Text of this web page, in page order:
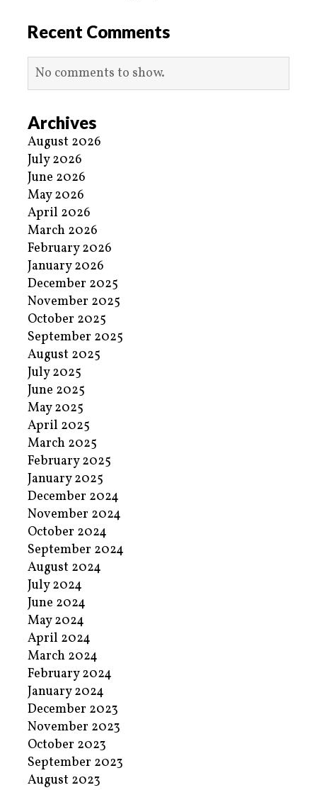
Recent Comments
No comments to show.
Archives
August 2026
July 2026
June 2026
May 2026
April 2026
March 2026
February 2026
January 2026
December 2025
November 2025
October 2025
September 2025
August 2025
July 2025
June 2025
May 2025
April 2025
March 2025
February 2025
January 2025
December 2024
November 2024
October 2024
September 2024
August 2024
July 2024
June 2024
May 2024
April 2024
March 2024
February 2024
January 2024
December 2023
November 2023
October 2023
September 2023
August 2023